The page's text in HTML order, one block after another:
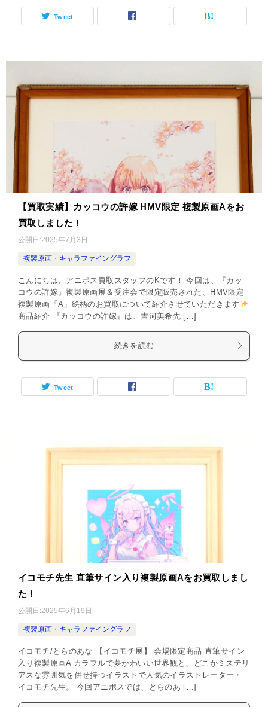
Tweet
【買取実績】カッコウの許嫁 HMV限定 複製原画Aをお
買取しました！
公開日:2025年7月3日
複製原画・キャラファイングラフ
こんにちは、アニポス買取スタッフのKです！ 今回は、『カッ
コウの許嫁』複製原画展＆受注会で限定販売された、HMV限定
複製原画「A」絵柄のお買取について紹介させていただきます
商品紹介 『カッコウの許嫁』は、吉河美希先 […]
続きを読む
Tweet
イコモチ先生 直筆サイン入り複製原画Aをお買取しまし
た！
公開日:2025年6月19日
複製原画・キャラファイングラフ
イコモチ/とらのあな 【イコモチ展】 会場限定商品 直筆サイン
入り複製原画A カラフルで夢かわいい世界観と、どこかミステリ
アスな雰囲気を併せ持つイラストで人気のイラストレーター・
イコモチ先生。 今回アニポスでは、とらのあ […]